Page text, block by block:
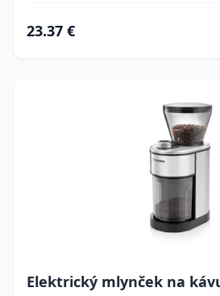
23.37 €
Elektrický mlynček na kávu